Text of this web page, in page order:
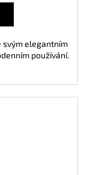
svým elegantním
používání.